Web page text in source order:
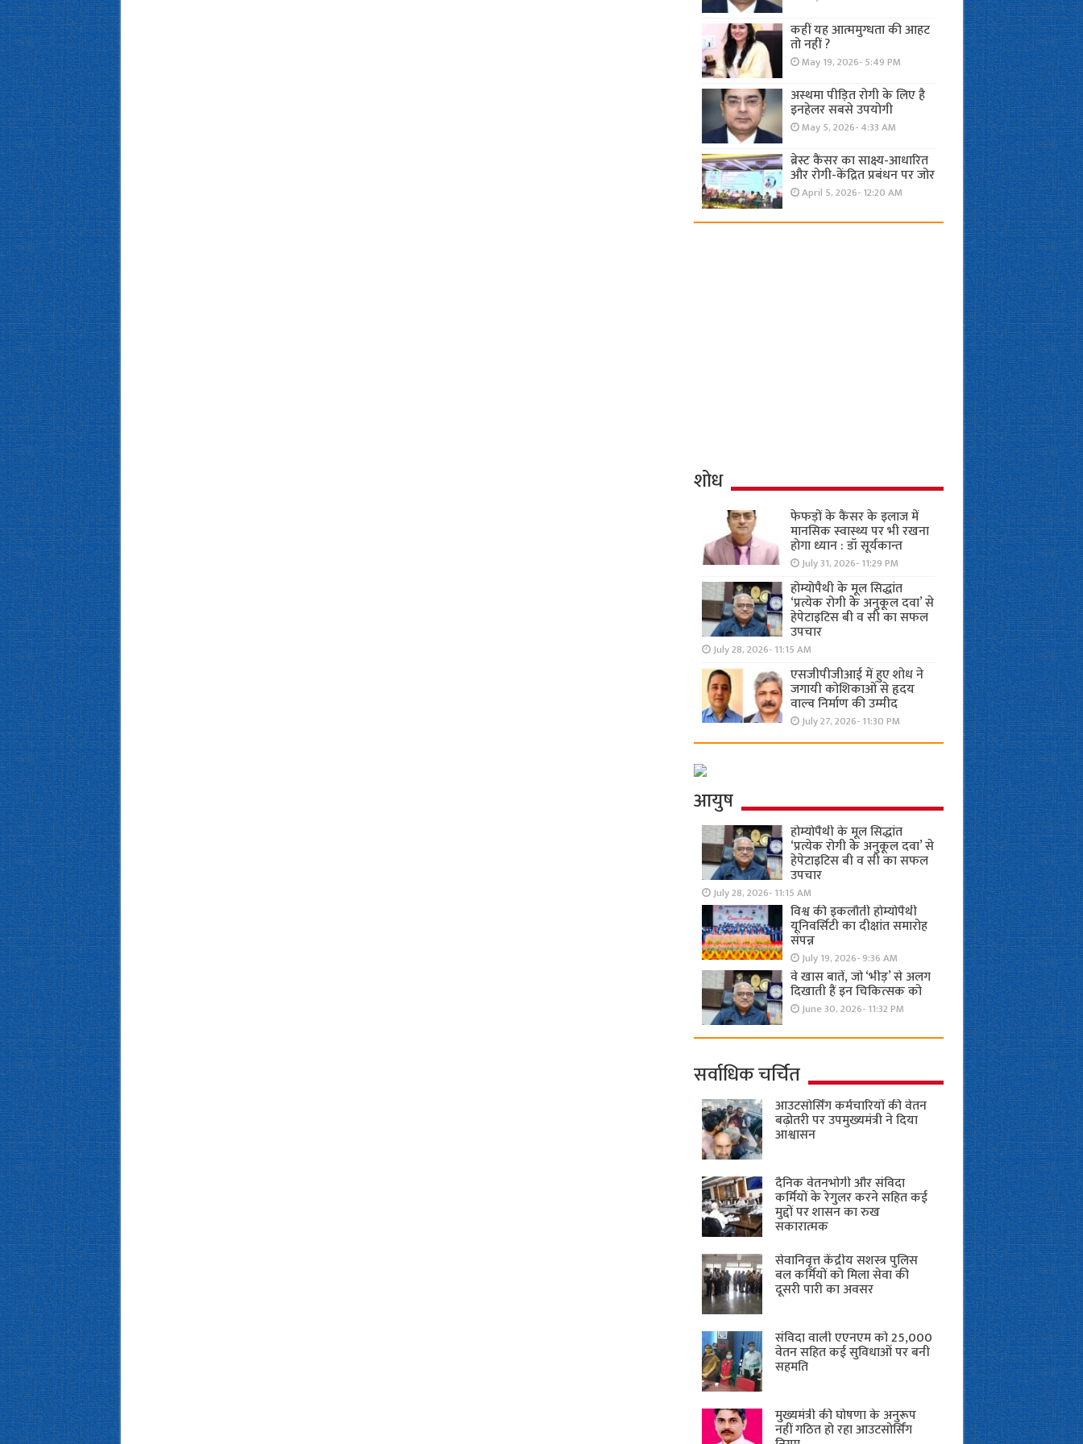
कहीं यह आत्ममुग्धता की आहट
तो नहीं ?
May 19, 2026- 5:49 PM
अस्थमा पीड़ित रोगी के लिए है
इनहेलर सबसे उपयोगी
May 5, 2026- 4:33 AM
ब्रेस्ट कैंसर का साक्ष्य-आधारित
और रोगी-केंद्रित प्रबंधन पर जोर
April 5, 2026- 12:20 AM
शोध
फेफड़ों के कैंसर के इलाज में
मानसिक स्वास्थ्य पर भी रखना
होगा ध्यान : डॉ सूर्यकान्त
July 31, 2026- 11:29 PM
होम्योपैथी के मूल सिद्धांत
‘प्रत्येक रोगी केे अनुकूल दवा’ से
हेपेटाइटिस बी व सी का सफल
उपचार
July 28, 2026- 11:15 AM
एसजीपीजीआई में हुए शोध ने
जगायी कोशिकाओं से हृदय
वाल्व निर्माण की उम्मीद
July 27, 2026- 11:30 PM
आयुष
होम्योपैथी के मूल सिद्धांत
‘प्रत्येक रोगी केे अनुकूल दवा’ से
हेपेटाइटिस बी व सी का सफल
उपचार
July 28, 2026- 11:15 AM
विश्व की इकलौती होम्योपैथी
यूनिवर्सिटी का दीक्षांत समारोह
संपन्न
July 19, 2026- 9:36 AM
वे खास बातें, जो ‘भीड़’ से अलग
दिखाती हैं इन चिकित्सक को
June 30, 2026- 11:32 PM
सर्वाधिक चर्चित
आउटसोर्सिंग कर्मचारियों की वेतन
बढ़ोतरी पर उपमुख्यमंत्री ने दिया
आश्वासन
दैनिक वेतनभोगी और संविदा
कर्मियों के रेगुलर करने सहित कई
मुद्दों पर शासन का रुख
सकारात्मक
सेवानिवृत्त केंद्रीय सशस्त्र पुलिस
बल ​कर्मियों को मिला सेवा की
दूसरी पारी का अवसर
संविदा वाली एएनएम को 25,000
वेतन सहित कई सुविधाओं पर बनी
सहमति
मुख्यमंत्री की घोषणा के अनुरूप
नहीं गठित हो रहा आउटसोर्सिंग